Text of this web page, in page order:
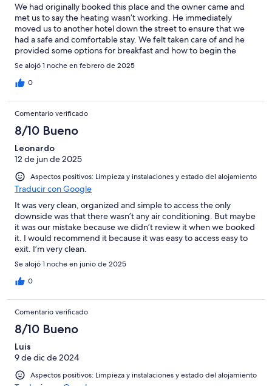
We had originally booked this place and the owner came and
met us to say the heating wasn’t working. He immediately
moved us to another hotel down the street to ensure that we
had a safe and comfortable stay. We felt taken care of and he
provided some options for breakfast and how to begin the
Camino the next day.
Se alojó 1 noche en febrero de 2025
0
Comentario verificado
8/10 Bueno
Leonardo
12 de jun de 2025
Aspectos positivos: Limpieza y instalaciones y estado del alojamiento
Traducir con Google
It was very clean, organized and simple to access the only
downside was that there wasn’t any air conditioning. But maybe
it was our mistake because we didn’t review it when we booked
it. I would recommend it because it was easy to access easy to
exit. I’m very clean.
Se alojó 1 noche en junio de 2025
0
Comentario verificado
8/10 Bueno
Luis
9 de dic de 2024
Aspectos positivos: Limpieza y instalaciones y estado del alojamiento